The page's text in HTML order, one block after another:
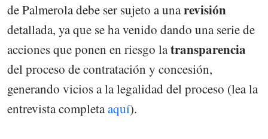
de Palmerola debe ser sujeto a unarevisión
detallada, ya que se ha venido dando una serie de
acciones que ponen en riesgo latransparencia
del proceso de contratación y concesión,
generando vicios a la legalidad del proceso (lea la
entrevista completaaquí).